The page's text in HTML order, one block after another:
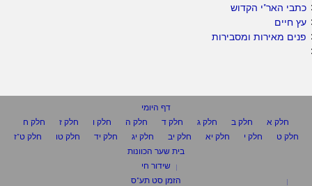
כתבי האר"י הקדוש
עץ חיים
פנים מאירות ומסבירות
דף היומי
חלק א
חלק ב חלק ג חלק ד חלק ה חלק ו חלק ז
חלק ח
חלק ט
חלק י חלק יא חלק יב חלק יג חלק יד חלק טו
חלק ט"ז
בית שער הכוונות
שידור חי
הזמן סט תע"ס